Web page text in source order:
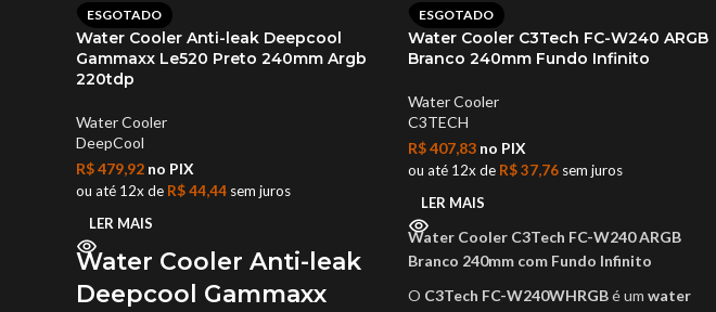
ESGOTADO
Water Cooler Anti-leak Deepcool
Gammaxx Le520 Preto 240mm Argb
220tdp
Water Cooler
DeepCool
R$479,92 no PIX
ou até 12x de R$44,44 sem juros
LER MAIS
Water Cooler Anti-leak
Deepcool Gammaxx
ESGOTADO
Water Cooler C3Tech FC-W240 ARGB
Branco 240mm Fundo Infinito
Water Cooler
C3TECH
R$407,83no PIX
ou até 12x de R$37,76sem juros
LER MAIS
Water Cooler C3Tech FC-W240 ARGB
Branco 240mm com Fundo Infinito
O C3Tech FC-W240WHRGBé um water